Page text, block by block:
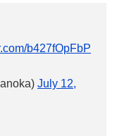
b427fOpFbP
July 12,